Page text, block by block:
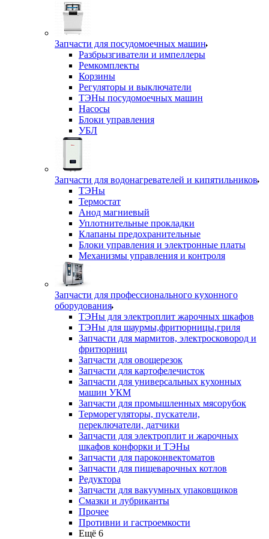
Запчасти для посудомоечных машин
Разбрызгиватели и импеллеры
Ремкомплекты
Корзины
Регуляторы и выключатели
ТЭНы посудомоечных машин
Насосы
Блоки управления
УБЛ
Запчасти для водонагревателей и кипятильников
ТЭНы
Термостат
Анод магниевый
Уплотнительные прокладки
Клапаны предохранительные
Блоки управления и электронные платы
Механизмы управления и контроля
Запчасти для профессионального кухонного
оборудования
ТЭНы для электроплит жарочных шкафов
ТЭНы для шаурмы,фритюрницы,гриля
Запчасти для мармитов, электросковород и
фритюрниц
Запчасти для овощерезок
Запчасти для картофелечисток
Запчасти для универсальных кухонных
машин УКМ
Запчасти для промышленных мясорубок
Терморегуляторы, пускатели,
переключатели, датчики
Запчасти для электроплит и жарочных
шкафов конфорки и ТЭНы
Запчасти для пароконвектоматов
Запчасти для пищеварочных котлов
Редуктора
Запчасти для вакуумных упаковщиков
Смазки и лубриканты
Прочее
Противни и гастроемкости
Ещё 6